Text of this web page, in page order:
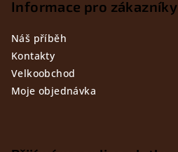
Informace pro zákazníky
Náš příběh
Kontakty
Velkoobchod
Moje objednávka